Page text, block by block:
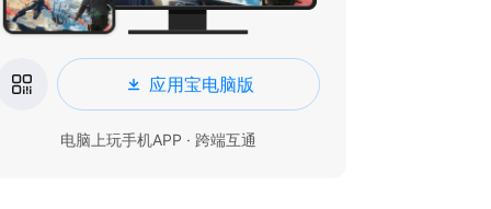
应用宝电脑版
电脑上玩手机APP · 跨端互通